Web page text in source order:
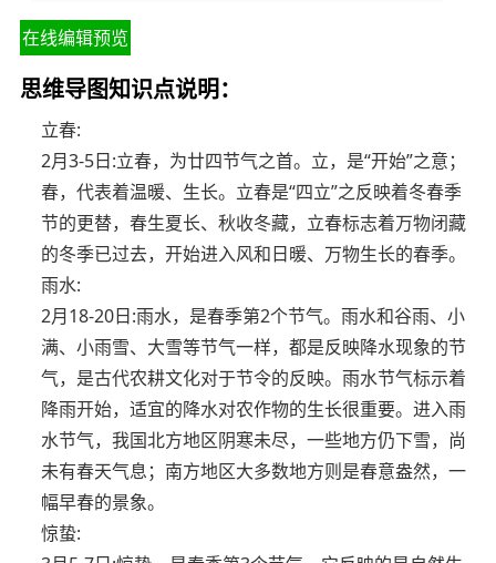
在线编辑预览
思维导图知识点说明：
立春:
2月3-5日:立春，为廿四节气之首。立，是“开始”之意；
春，代表着温暖、生长。立春是“四立”之反映着冬春季
节的更替，春生夏长、秋收冬藏，立春标志着万物闭藏
的冬季已过去，开始进入风和日暖、万物生长的春季。
雨水:
2月18-20日:雨水，是春季第2个节气。雨水和谷雨、小
满、小雨雪、大雪等节气一样，都是反映降水现象的节
气，是古代农耕文化对于节令的反映。雨水节气标示着
降雨开始，适宜的降水对农作物的生长很重要。进入雨
水节气，我国北方地区阴寒未尽，一些地方仍下雪，尚
未有春天气息；南方地区大多数地方则是春意盎然，一
幅早春的景象。
惊蛰: